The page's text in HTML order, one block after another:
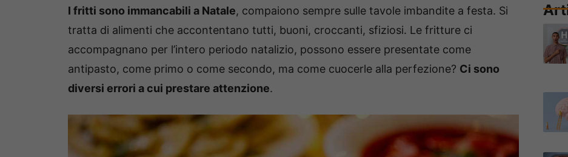
I fritti sono immancabili a Natale, compaiono sempre sulle tavole imbandite a festa. Si
tratta di alimenti che accontentano tutti, buoni, croccanti, sfiziosi. Le fritture ci
accompagnano per l’intero periodo natalizio, possono essere presentate come
antipasto, come primo o come secondo, ma come cuocerle alla perfezione? Ci sono
diversi errori a cui prestare attenzione.